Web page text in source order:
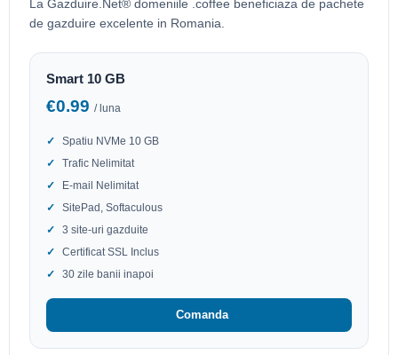
La Gazduire.Net® domeniile .coffee beneficiaza de pachete
de gazduire excelente in Romania.
Smart 10 GB
€0.99 / luna
Spatiu NVMe 10 GB
Trafic Nelimitat
E-mail Nelimitat
SitePad, Softaculous
3 site-uri gazduite
Certificat SSL Inclus
30 zile banii inapoi
Comanda